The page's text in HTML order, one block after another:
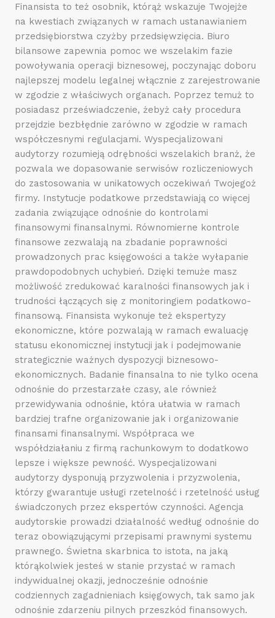
Finansista to też osobnik, którąż wskazuje Twojejże
na kwestiach związanych w ramach ustanawianiem
przedsiębiorstwa czyżby przedsięwzięcia. Biuro
bilansowe zapewnia pomoc we wszelakim fazie
powoływania operacji biznesowej, poczynając doboru
najlepszej modelu legalnej włącznie z zarejestrowanie
w zgodzie z właściwych organach. Poprzez temuż to
posiadasz przeświadczenie, żebyż cały procedura
przejdzie bezbłędnie zarówno w zgodzie w ramach
współczesnymi regulacjami. Wyspecjalizowani
audytorzy rozumieją odrębności wszelakich branż, że
pozwala we dopasowanie serwisów rozliczeniowych
do zastosowania w unikatowych oczekiwań Twojegoż
firmy. Instytucje podatkowe przedstawiają co więcej
zadania związujące odnośnie do kontrolami
finansowymi finansalnymi. Równomierne kontrole
finansowe zezwalają na zbadanie poprawności
prowadzonych prac księgowości a także wyłapanie
prawdopodobnych uchybień. Dzięki temuże masz
możliwość zredukować karalności finansowych jak i
trudności łączących się z monitoringiem podatkowo-
finansową. Finansista wykonuje też ekspertyzy
ekonomiczne, które pozwalają w ramach ewaluację
statusu ekonomicznej instytucji jak i podejmowanie
strategicznie ważnych dyspozycji biznesowo-
ekonomicznych. Badanie finansalna to nie tylko ocena
odnośnie do przestarzałe czasy, ale również
przewidywania odnośnie, która ułatwia w ramach
bardziej trafne organizowanie jak i organizowanie
finansami finansalnymi. Współpraca we
współdziałaniu z firmą rachunkowym to dodatkowo
lepsze i większe pewność. Wyspecjalizowani
audytorzy dysponują przyzwolenia i przyzwolenia,
którzy gwarantuje usługi rzetelność i rzetelność usług
świadczonych przez ekspertów czynności. Agencja
audytorskie prowadzi działalność według odnośnie do
teraz obowiązującymi przepisami prawnymi systemu
prawnego. Świetna skarbnica to istota, na jaką
którąkolwiek jesteś w stanie przystać w ramach
indywidualnej okazji, jednocześnie odnośnie
codziennych zagadnieniach księgowych, tak samo jak
odnośnie zdarzeniu pilnych przeszkód finansowych.